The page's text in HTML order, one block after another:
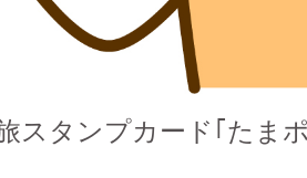
スタンプカード｢たま